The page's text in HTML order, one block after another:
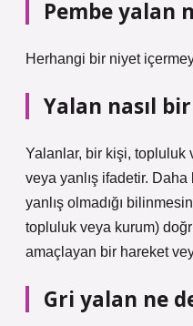
Pembe yalan
Herhangi bir niyet
Yalan nasıl
Yalanlar, bir kişi, topluluk
veya yanlış ifadetir.
yanlış olmadığı
topluluk veya kurum)
amaçlayan bir hareket
Gri yalan ne